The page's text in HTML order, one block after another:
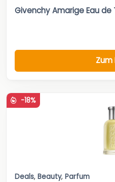
Givenchy Amarige Eau
Zum
-18%
Deals, Beauty, Parfum